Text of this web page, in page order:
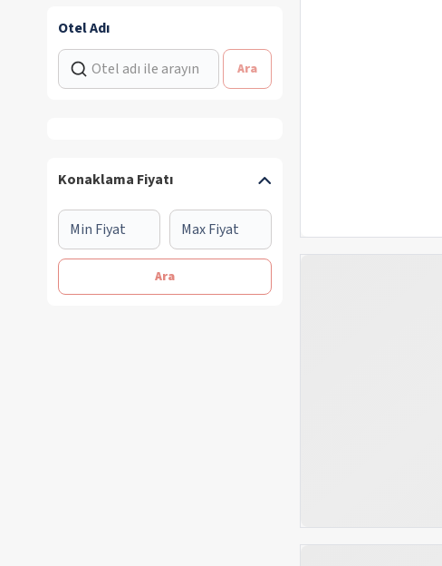
Otel Adı
Ara
Konaklama Fiyatı
Ara